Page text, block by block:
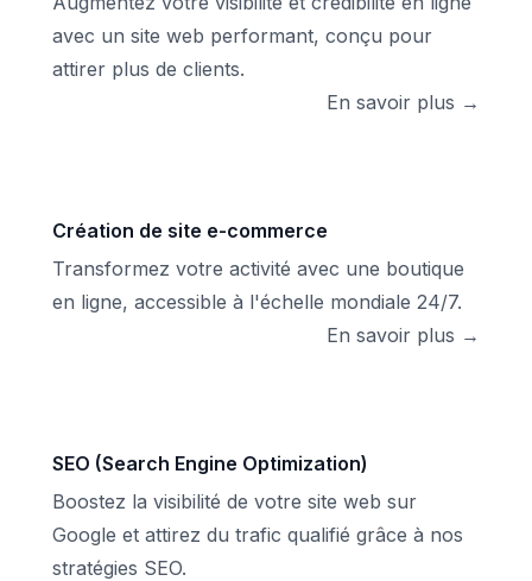
avec un site web performant, conçu pour
attirer plus de clients.
En savoir plus →
Création de site e-commerce
Transformez votre activité avec une boutique
en ligne, accessible à l'échelle mondiale 24/7.
En savoir plus →
SEO (Search Engine Optimization)
Boostez la visibilité de votre site web sur
Google et attirez du trafic qualifié grâce à nos
stratégies SEO.